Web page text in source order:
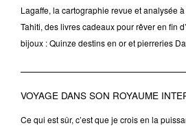
Lagaffe, la cartographie revue et analysée
Tahiti, des livres cadeaux pour rêver en fin
bijoux : Quinze destins en or et pierreries
VOYAGE DANS SON ROYAUME
Ce qui est sûr, c’est que je crois en la